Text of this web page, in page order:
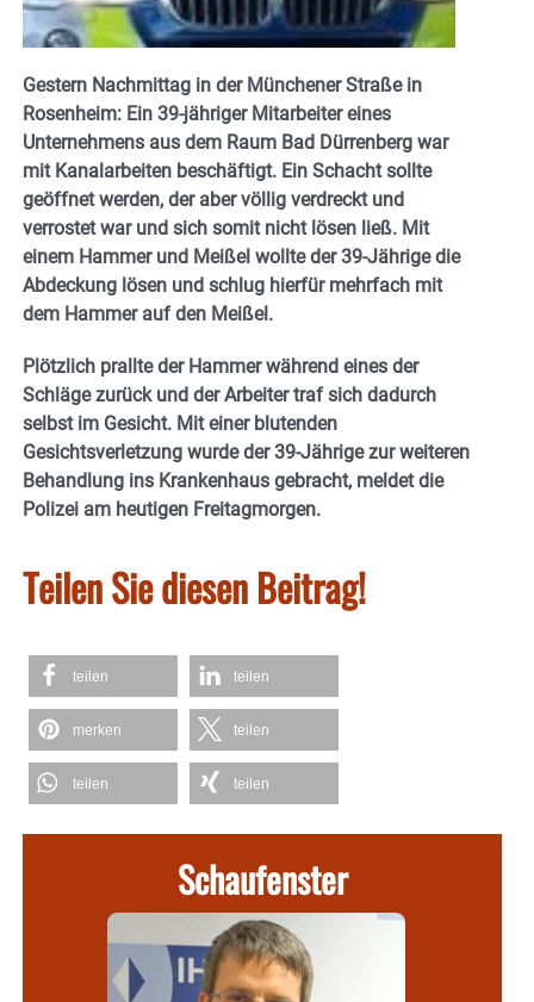
Gestern Nachmittag in der Münchener Straße in
Rosenheim: Ein 39-jähriger Mitarbeiter eines
Unternehmens aus dem Raum Bad Dürrenberg war
mit Kanalarbeiten beschäftigt. Ein Schacht sollte
geöffnet werden, der aber völlig verdreckt und
verrostet war und sich somit nicht lösen ließ. Mit
einem Hammer und Meißel wollte der 39-Jährige die
Abdeckung lösen und schlug hierfür mehrfach mit
dem Hammer auf den Meißel.
Plötzlich prallte der Hammer während eines der
Schläge zurück und der Arbeiter traf sich dadurch
selbst im Gesicht. Mit einer blutenden
Gesichtsverletzung wurde der 39-Jährige zur weiteren
Behandlung ins Krankenhaus gebracht, meldet die
Polizei am heutigen Freitagmorgen.
Teilen Sie diesen Beitrag!
teilen teilen
merken teilen
teilen teilen
Schaufenster